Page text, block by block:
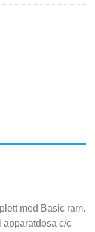
med Basic ram.
apparatdosa c/c